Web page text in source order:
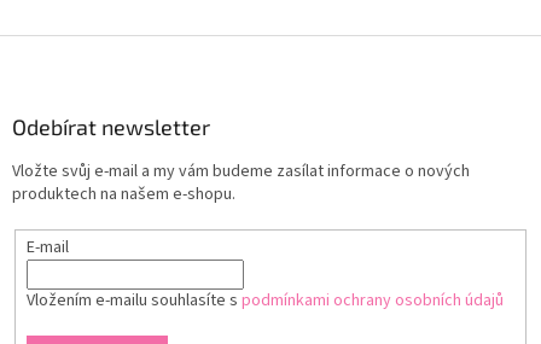
Odebírat newsletter
Vložte svůj e-mail a my vám budeme zasílat informace o nových
produktech na našem e-shopu.
E-mail
Vložením e-mailu souhlasíte s podmínkami ochrany osobních údajů